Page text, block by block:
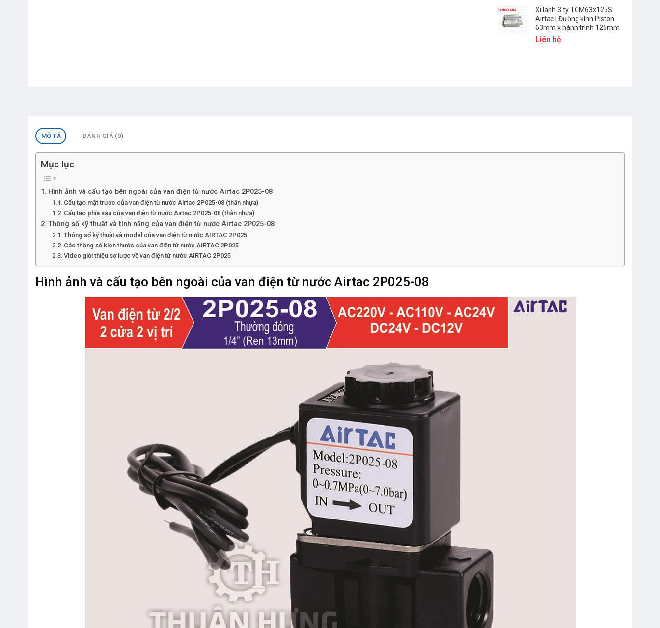
Xi lanh 3 ty TCM63x125S
Airtac | Đường kính Piston
63mm x hành trình 125mm
Liên hệ
MÔ TẢ ĐÁNH GIÁ (0)
Mục lục
Hình ảnh và cấu tạo bên ngoài của van điện từ nước Airtac 2P025-08
Cấu tạo mặt trước của van điện từ nước Airtac 2P025-08 (thân nhựa)
Cấu tạo phía sau của van điện từ nước Airtac 2P025-08 (thân nhựa)
Thông số kỹ thuật và tính năng của van điện từ nước Airtac 2P025-08
Thông số kỹ thuật và model của van điện từ nước AIRTAC 2P025
Các thông số kích thước của van điện từ nước AIRTAC 2P025
Video giới thiệu sơ lược về van điện từ nước AIRTAC 2P025
Hình ảnh và cấu tạo bên ngoài của van điện từ nước Airtac 2P025-08